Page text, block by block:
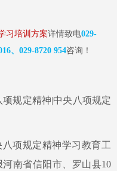
习培训方案详情致电029-
、029-8720 954咨询！
项规定精神|中央八项规定
项规定精神学习教育工
南省信阳市、罗山县10